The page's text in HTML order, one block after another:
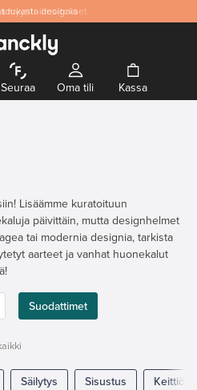
designia
Seuraa Oma tili Kassa
Lisäämme kuratoituun
päivittäin, mutta designhelmet
tai modernia designia, tarkista
aarteet ja vanhat huonekalut
Suodattimet
Säilytys Sisustus Keittiö